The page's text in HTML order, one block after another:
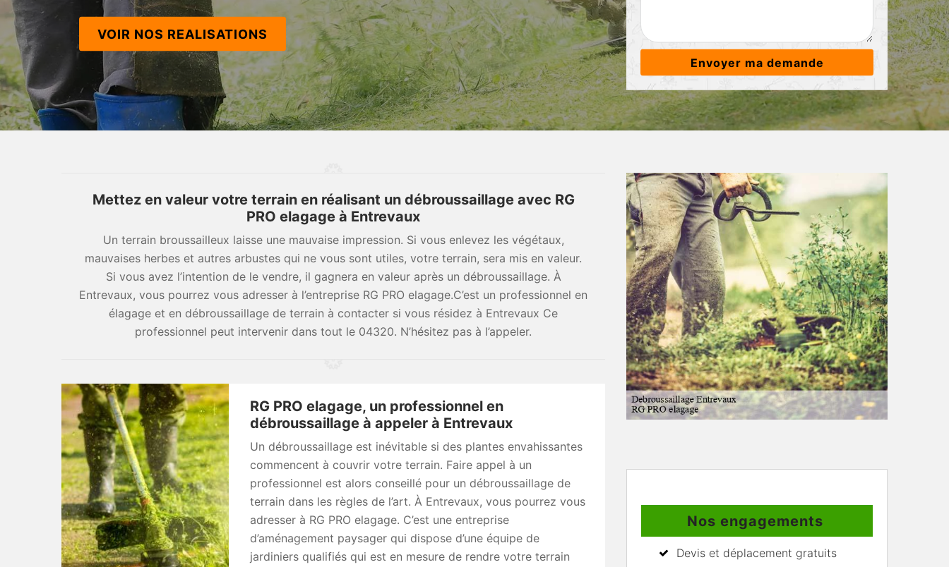
VOIR NOS REALISATIONS
Mettez en valeur votre terrain en réalisant un débroussaillage avec RG
PRO elagage à Entrevaux
Un terrain broussailleux laisse une mauvaise impression. Si vous enlevez les végétaux,
mauvaises herbes et autres arbustes qui ne vous sont utiles, votre terrain, sera mis en valeur.
Si vous avez l’intention de le vendre, il gagnera en valeur après un débroussaillage. À
Entrevaux, vous pourrez vous adresser à l’entreprise RG PRO elagage.C’est un professionnel en
élagage et en débroussaillage de terrain à contacter si vous résidez à Entrevaux Ce
professionnel peut intervenir dans tout le 04320. N’hésitez pas à l’appeler.
RG PRO elagage, un professionnel en
débroussaillage à appeler à Entrevaux
Un débroussaillage est inévitable si des plantes envahissantes
commencent à couvrir votre terrain. Faire appel à un
professionnel est alors conseillé pour un débroussaillage de
terrain dans les règles de l’art. À Entrevaux, vous pourrez vous
adresser à RG PRO elagage. C’est une entreprise
d’aménagement paysager qui dispose d’une équipe de
jardiniers qualifiés qui est en mesure de rendre votre terrain
Nos engagements
Devis et déplacement gratuits